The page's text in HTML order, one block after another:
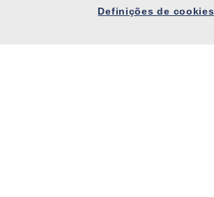
Definições de cookies